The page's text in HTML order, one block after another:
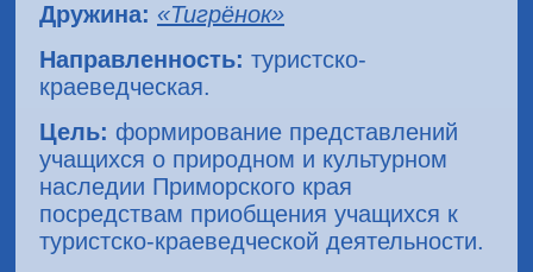
Дружина: «Тигрёнок»
Направленность: туристско-
краеведческая.
Цель: формирование представлений
учащихся о природном и культурном
наследии Приморского края
посредствам приобщения учащихся к
туристско-краеведческой деятельности.